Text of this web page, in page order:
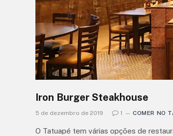
Iron Burger Steakhouse
5 de dezembro de 2019 1 COMER NO
O Tatuapé tem várias opções de